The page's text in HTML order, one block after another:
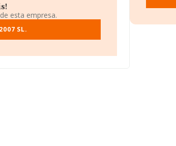
se puede calificar como
con respecto al 2023 y
empleados por debajo de la
esta empresa.
SL.